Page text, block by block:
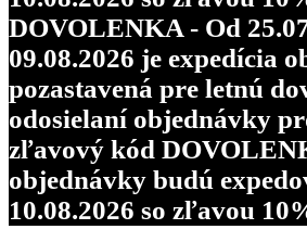
DOVOLENKA - Od
09.08.2026 je expedícia
pozastavená pre letnú
odosielaní objednávky
zľavový kód
objednávky budú
10.08.2026 so zľavou